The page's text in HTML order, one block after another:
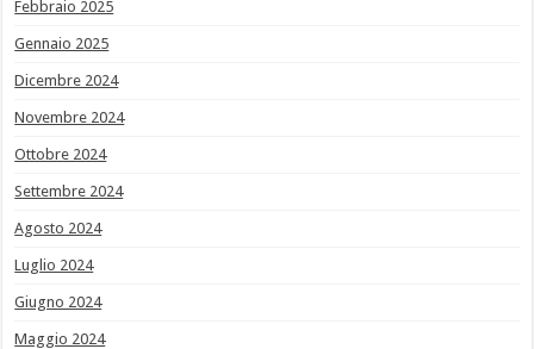
Febbraio 2025
Gennaio 2025
Dicembre 2024
Novembre 2024
Ottobre 2024
Settembre 2024
Agosto 2024
Luglio 2024
Giugno 2024
Maggio 2024